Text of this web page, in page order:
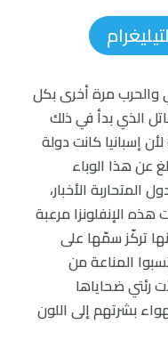
والحرب مرة أخرى بكل
الذي بدأ في ذلك
لأن إسبانيا كانت دولة
عن هذا الوباء
الأخبار،
الإنفلونزا مرعبة
تركّز سمّها على
المناعة من
رئتي ضحاياها
بشرتهم إلى اللون